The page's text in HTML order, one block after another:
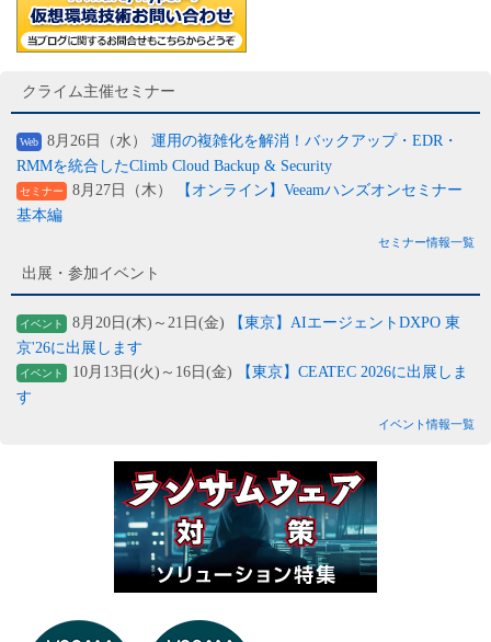
クライム主催セミナー
Web 8月26日（水） 運用の複雑化を解消！バックアップ・EDR・
RMMを統合したClimb Cloud Backup & Security
セミナー 8月27日（木）
【オンライン】Veeamハンズオンセミナー
基本編
セミナー情報一覧
出展・参加イベント
イベント 8月20日(木)～21日(金)
【東京】AIエージェントDXPO 東
京'26に出展します
イベント 10月13日(火)～16日(金)
【東京】CEATEC 2026に出展しま
す
イベント情報一覧